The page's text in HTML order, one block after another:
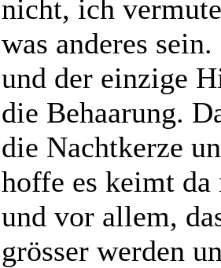
nicht, ich
was anderes
und der einzige
die Behaarung.
die Nachtkerze
hoffe es keimt da
und vor allem,
grösser werden